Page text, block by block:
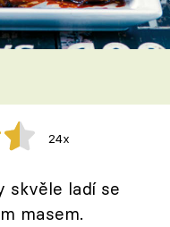
24x
skvěle ladí se
masem.